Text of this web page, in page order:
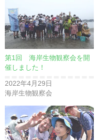
第1回 海岸生物観察会を開
催しました！
2022年4月29日
海岸生物観察会